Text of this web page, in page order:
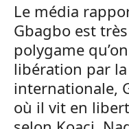
Le média
Gbagbo est
polygame
libération par
internationale,
où il vit en